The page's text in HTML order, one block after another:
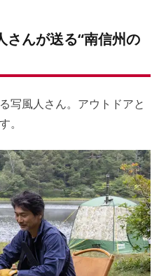
さんが送る“南信州の
写風人さん。アウトドアと
。